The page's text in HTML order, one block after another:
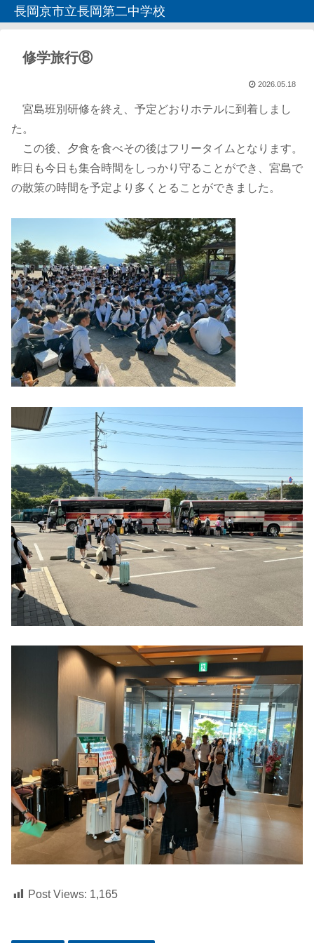
長岡京市立長岡第二中学校
修学旅行⑧
2026.05.18
宮島班別研修を終え、予定どおりホテルに到着しまし
た。
この後、夕食を食べその後はフリータイムとなります。
昨日も今日も集合時間をしっかり守ることができ、宮島で
の散策の時間を予定より多くとることができました。
Post Views: 1,165